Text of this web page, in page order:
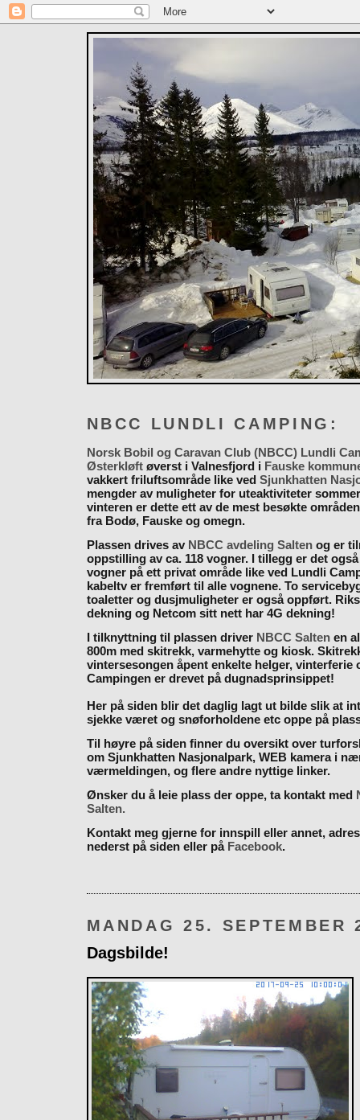
NBCC LUNDLI CAMPING:
Norsk Bobil og Caravan Club (NBCC) Lundli
Østerkløftøverst i Valnesfjord i Fauske
vakkert friluftsområde like ved Sjunkhatten
mengder av muligheter for uteaktiviteter
vinteren er dette ett av de mest besøkte
fra Bodø, Fauske og omegn.
Plassen drives av NBCC avdeling Saltenog er
oppstilling av ca. 118 vogner. I tillegg er det
vogner på ett privat område like ved Lundli
kabeltv er fremført til alle vognene. To
toaletter og dusjmuligheter er også oppført.
dekning og Netcom sitt nett har 4G dekning!
I tilknyttning til plassen driver NBCC Saltenen
800m med skitrekk, varmehytte og kiosk.
vintersesongen åpent enkelte helger, vinterferie
Campingen er drevet på dugnadsprinsippet!
Her på siden blir det daglig lagt ut bilde slik at
sjekke været og snøforholdene etc oppe på
Til høyre på siden finner du oversikt over
om Sjunkhatten Nasjonalpark, WEB kamera i
værmeldingen, og flere andre nyttige linker.
Ønsker du å leie plass der oppe, ta kontakt med
Salten.
Kontakt meg gjerne for innspill eller annet,
nederst på siden eller på Facebook.
MANDAG 25. SEPTEMBER
Dagsbilde!